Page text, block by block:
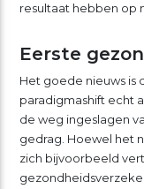
resultaat hebben op
Eerste
Het goede nieuws is
paradigmashift echt
de weg ingeslagen
gedrag. Hoewel het
zich bijvoorbeeld